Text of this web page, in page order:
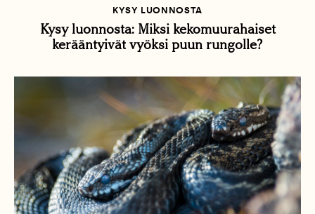
KYSY LUONNOSTA
Kysy luonnosta: Miksi kekomuurahaiset
kerääntyivät vyöksi puun rungolle?